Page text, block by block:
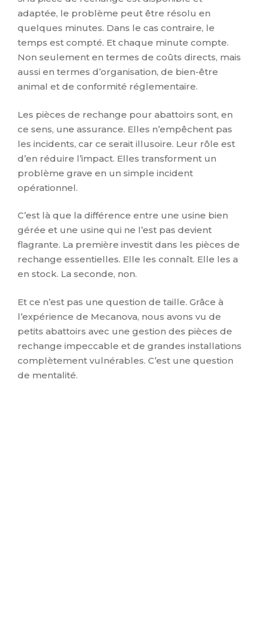
adaptée, le problème peut être résolu en
quelques minutes. Dans le cas contraire, le
temps est compté. Et chaque minute compte.
Non seulement en termes de coûts directs, mais
aussi en termes d’organisation, de bien-être
animal et de conformité réglementaire.
Les pièces de rechange pour abattoirs sont, en
ce sens, une assurance. Elles n’empêchent pas
les incidents, car ce serait illusoire. Leur rôle est
d’en réduire l’impact. Elles transforment un
problème grave en un simple incident
opérationnel.
C’est là que la différence entre une usine bien
gérée et une usine qui ne l’est pas devient
flagrante. La première investit dans les pièces de
rechange essentielles. Elle les connaît. Elle les a
en stock. La seconde, non.
Et ce n’est pas une question de taille. Grâce à
l’expérience de Mecanova, nous avons vu de
petits abattoirs avec une gestion des pièces de
rechange impeccable et de grandes installations
complètement vulnérables. C’est une question
de mentalité.